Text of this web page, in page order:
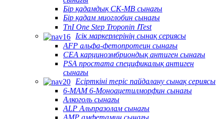
Бір қадамдық CK-MB сынағы
Бір қадам миоглобин сынағы
TnI One Step Troponin ⅠTest
Ісік маркерлерінің сынақ сериясы
AFP альфа-фетопротеин сынағы
CEA карциноэмбриондық антиген сынағы
PSA простата спецификалық антиген
сынағы
Есірткіні теріс пайдалану сынақ сериясы
6-MAM 6-Моноацетилморфин сынағы
Алкоголь сынағы
ALP Альпразолам сынағы
AMP амфетамин сынағы